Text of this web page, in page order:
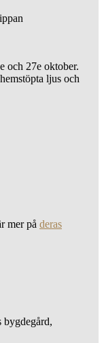
och 27e oktober.
ljus och
mer på deras
bygdegård,